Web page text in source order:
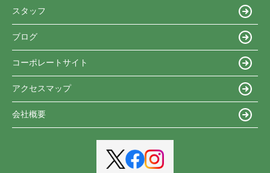
スタッフ
ブログ
コーポレートサイト
アクセスマップ
会社概要